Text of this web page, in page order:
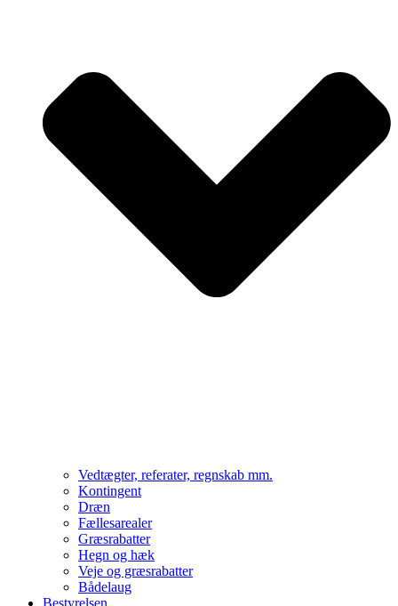
Vedtægter, referater, regnskab mm.
Kontingent
Dræn
Fællesarealer
Græsrabatter
Hegn og hæk
Veje og græsrabatter
Bådelaug